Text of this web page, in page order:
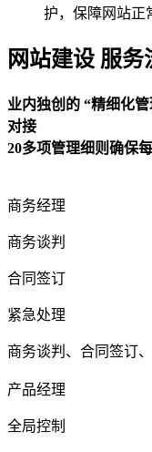
护，保障网站正
网站建设 服务
业内独创的 “精细化
对接
20多项管理细则确保
商务经理
商务谈判
合同签订
紧急处理
商务谈判、合同签订
产品经理
全局控制